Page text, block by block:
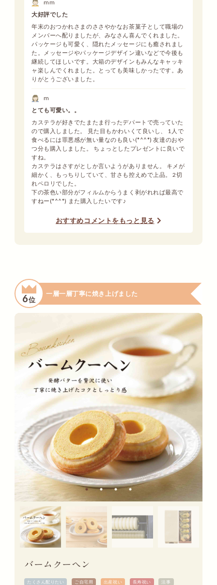
mm
大好評でした
年末のおつかれさまのささやかなお茶菓子として職場の
メンバーへ配りましたが、みなさん喜んでくれました。
パッケージも可愛く、隠れたメッセージにも癒されまし
た。メッセージやパッケージデザイン違いなどで今後も
継続してほしいです。大箱のデザインもみんなキャッキ
ャ楽しんでくれました。とっても美味しかったです。あ
りがとうございました。
m
とても可愛い。。
カステラが好きでたまたま行ったデパートで売っていた
ので購入しました。 見た目もかわいくて良いし、 1人で
食べるには罪悪感が無い量なのも良い(*^^*) 友達のおや
つ分も購入しました。 ちょっとしたプレゼントに良いで
すね。
カステラはさすがとしか言いようがありません。 キメが
細かく、もっちりしていて、甘さも控えめで上品。 2切
れペロリでした。
下の茶色い部分がフィルムからうまく剥がれれば最高で
すねー(*^^*) また購入したいです♪
おすすめコメントをもっと見る
6位
一層一層丁寧に焼き上げました
バームクーヘン
たくさん配りたい ご自宅用 出産祝い 長寿祝い 法事